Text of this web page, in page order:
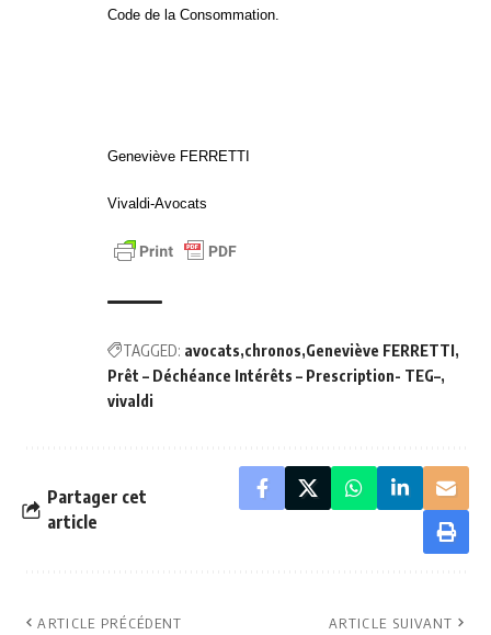
Code de la Consommation.
Geneviève FERRETTI
Vivaldi-Avocats
TAGGED: avocats chronos Geneviève FERRETTI
Prêt – Déchéance Intérêts – Prescription- TEG–
vivaldi
Partager cet
article
ARTICLE PRÉCÉDENT ARTICLE SUIVANT